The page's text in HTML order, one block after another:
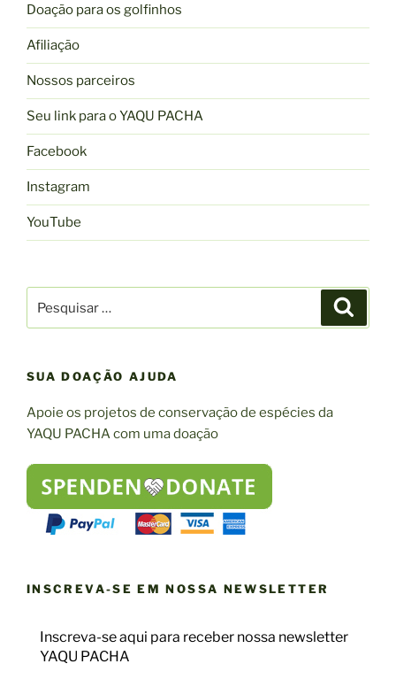
Doação para os golfinhos
Afiliação
Nossos parceiros
Seu link para o YAQU PACHA
Facebook
Instagram
YouTube
por:
SUA DOAÇÃO AJUDA
Apoie os projetos de conservação de espécies da
YAQU PACHA com uma doação
INSCREVA-SE EM NOSSA NEWSLETTER
Inscreva-se aqui para receber nossa newsletter
YAQU PACHA